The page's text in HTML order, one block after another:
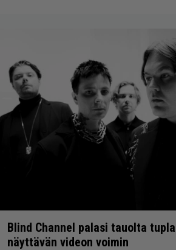
Blind Channel palasi tauolta
näyttävän videon voimin